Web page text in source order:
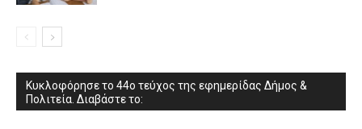
Κυκλοφόρησε το 44ο τεύχος της εφημερίδας Δήμος &
Πολιτεία. Διαβάστε το: